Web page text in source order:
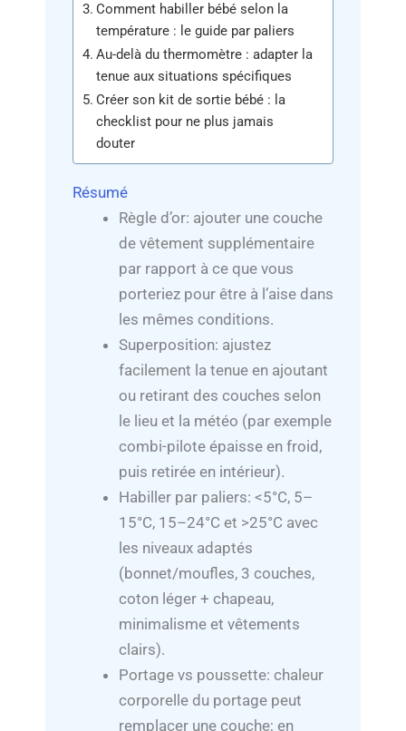
Comment habiller bébé selon la
température : le guide par paliers
Au-delà du thermomètre : adapter la
tenue aux situations spécifiques
Créer son kit de sortie bébé : la
checklist pour ne plus jamais
douter
Résumé
Règle d’or: ajouter une couche
de vêtement supplémentaire
par rapport à ce que vous
porteriez pour être à l’aise dans
les mêmes conditions.
Superposition: ajustez
facilement la tenue en ajoutant
ou retirant des couches selon
le lieu et la météo (par exemple
combi-pilote épaisse en froid,
puis retirée en intérieur).
Habiller par paliers: <5°C, 5–
15°C, 15–24°C et >25°C avec
les niveaux adaptés
(bonnet/moufles, 3 couches,
coton léger + chapeau,
minimalisme et vêtements
clairs).
Portage vs poussette: chaleur
corporelle du portage peut
remplacer une couche; en